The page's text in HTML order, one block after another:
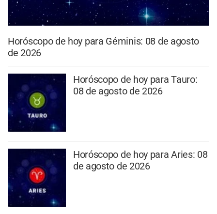
Horóscopo de hoy para Géminis: 08 de agosto
de 2026
Horóscopo de hoy para Tauro:
08 de agosto de 2026
Horóscopo de hoy para Aries: 08
de agosto de 2026